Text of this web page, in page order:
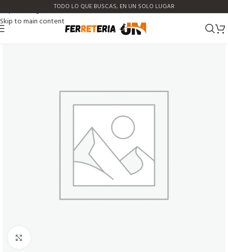
Skip to navigation
Skip to main content
TODO LO QUE BUSCAS, EN UN SOLO LUGAR